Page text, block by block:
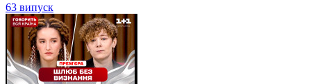
63 випуск